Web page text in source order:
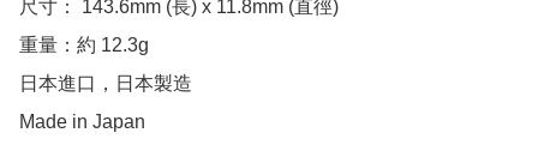
尺寸： 143.6mm (長) x 11.8mm (直徑)
重量：約 12.3g
日本進口，日本製造
Made in Japan